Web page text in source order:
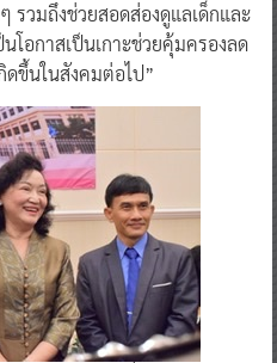
รวมถึงช่วยสอดส่องดูแลเด็กและ
โอกาสเป็นเกาะช่วยคุ้มครองลด
ขึ้นในสังคมต่อไป”